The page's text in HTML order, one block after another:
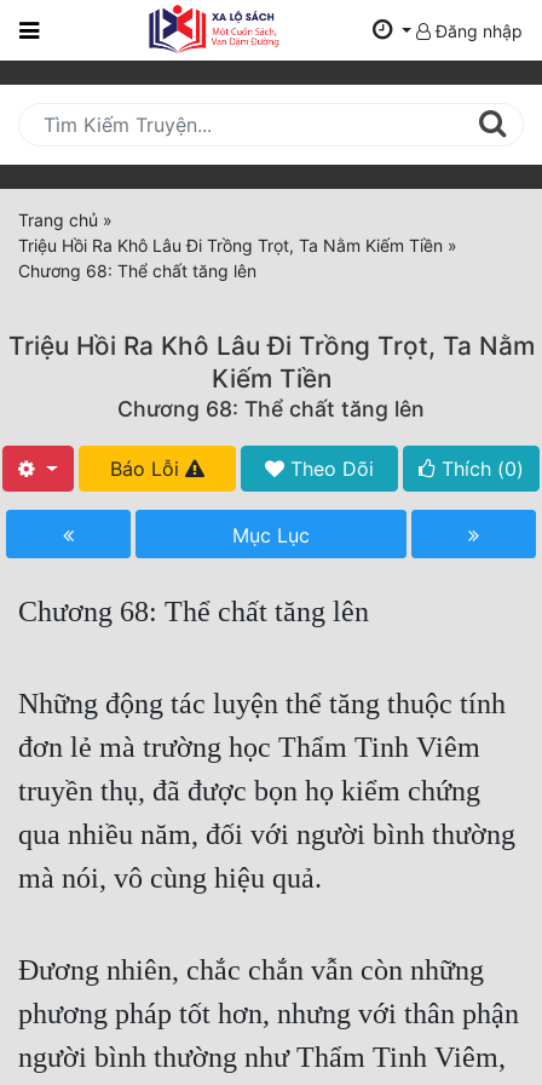
Trang
Mới
Cập
Nhật
(current)
BXH
Truyện Mới Ra
Hoàn Thành
Hậu Cung
Truyện Dịch
Truyện ngắn
Xa Lộ Dịch
Cung Đấu
Cạnh Kỹ
Cổ Tiên Hiệp
Đăng nhập
Trang chủ »
Triệu Hồi Ra Khô Lâu Đi Trồng Trọt, Ta Nằm Kiếm Tiền »
Chương 68: Thể chất tăng lên
Triệu Hồi Ra Khô Lâu Đi Trồng Trọt, Ta Nằm
Kiếm Tiền
Chương 68: Thể chất tăng lên
Báo Lỗi Theo Dõi Thích (0)
Mục Lục
Chương 68: Thể chất tăng lên
Những động tác luyện thể tăng thuộc tính
đơn lẻ mà trường học Thẩm Tinh Viêm
truyền thụ, đã được bọn họ kiểm chứng
qua nhiều năm, đối với người bình thường
mà nói, vô cùng hiệu quả.
Đương nhiên, chắc chắn vẫn còn những
phương pháp tốt hơn, nhưng với thân phận
người bình thường như Thẩm Tinh Viêm,